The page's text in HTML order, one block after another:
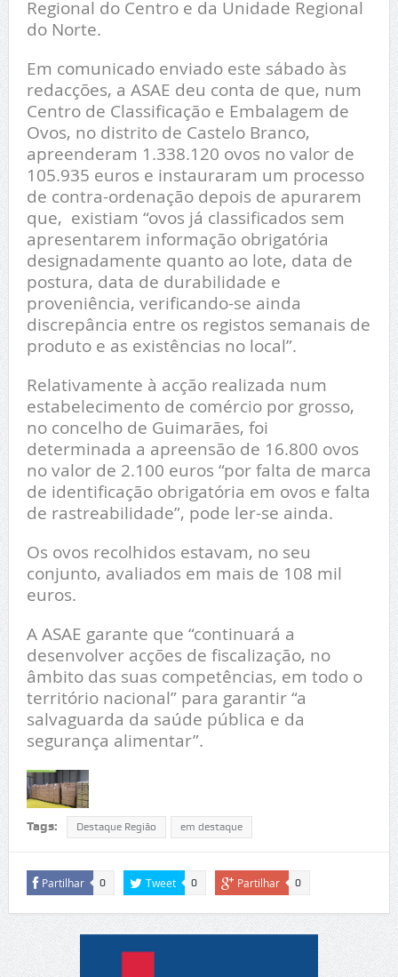
Regional do Centro e da Unidade Regional
do Norte.
Em comunicado enviado este sábado às
redacções, a ASAE deu conta de que, num
Centro de Classificação e Embalagem de
Ovos, no distrito de Castelo Branco,
apreenderam 1.338.120 ovos no valor de
105.935 euros e instauraram um processo
de contra-ordenação depois de apurarem
que, existiam “ovos já classificados sem
apresentarem informação obrigatória
designadamente quanto ao lote, data de
postura, data de durabilidade e
proveniência, verificando-se ainda
discrepância entre os registos semanais de
produto e as existências no local”.
Relativamente à acção realizada num
estabelecimento de comércio por grosso,
no concelho de Guimarães, foi
determinada a apreensão de 16.800 ovos
no valor de 2.100 euros “por falta de marca
de identificação obrigatória em ovos e falta
de rastreabilidade”, pode ler-se ainda.
Os ovos recolhidos estavam, no seu
conjunto, avaliados em mais de 108 mil
euros.
A ASAE garante que “continuará a
desenvolver acções de fiscalização, no
âmbito das suas competências, em todo o
território nacional” para garantir “a
salvaguarda da saúde pública e da
segurança alimentar”.
Tags: Destaque Região em destaque
Partilhar 0 Tweet 0 Partilhar 0